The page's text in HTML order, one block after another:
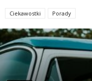
Ciekawostki Porady